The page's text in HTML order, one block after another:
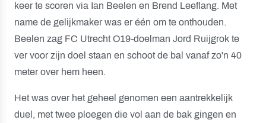
keer te scoren via Ian Beelen en Brend Leeflang. Met
name de gelijkmaker was er één om te onthouden.
Beelen zag FC Utrecht O19-doelman Jord Ruijgrok te
ver voor zijn doel staan en schoot de bal vanaf zo'n 40
meter over hem heen.
Het was over het geheel genomen een aantrekkelijk
duel, met twee ploegen die vol aan de bak gingen en